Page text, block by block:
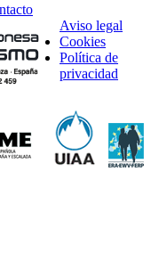
Aviso legal
Cookies
Política de
privacidad